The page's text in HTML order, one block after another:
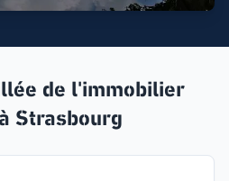
de l'immobilier
Strasbourg